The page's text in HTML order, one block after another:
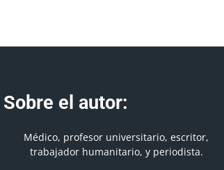
Sobre el autor:
Médico, profesor universitario, escritor,
trabajador humanitario, y periodista.